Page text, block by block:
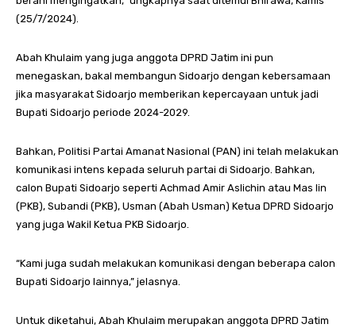
(25/7/2024).
Abah Khulaim yang juga anggota DPRD Jatim ini pun
menegaskan, bakal membangun Sidoarjo dengan kebersamaan
jika masyarakat Sidoarjo memberikan kepercayaan untuk jadi
Bupati Sidoarjo periode 2024-2029.
Bahkan, Politisi Partai Amanat Nasional (PAN) ini telah melakukan
komunikasi intens kepada seluruh partai di Sidoarjo. Bahkan,
calon Bupati Sidoarjo seperti Achmad Amir Aslichin atau Mas Iin
(PKB), Subandi (PKB), Usman (Abah Usman) Ketua DPRD Sidoarjo
yang juga Wakil Ketua PKB Sidoarjo.
“Kami juga sudah melakukan komunikasi dengan beberapa calon
Bupati Sidoarjo lainnya,” jelasnya.
Untuk diketahui, Abah Khulaim merupakan anggota DPRD Jatim